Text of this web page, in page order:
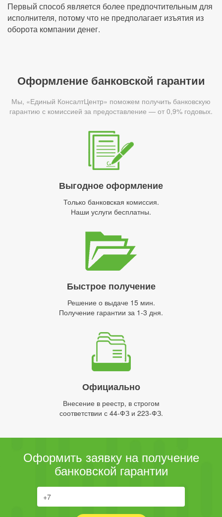
Первый способ является более предпочтительным для
исполнителя, потому что не предполагает изъятия из
оборота компании денег.
Оформление банковской гарантии
Мы, «Единый КонсалтЦентр» поможем получить банковскую
гарантию с комиссией за предоставление — от 0,9% годовых.
Выгодное оформление
Только банковская комиссия.
Наши услуги бесплатны.
Быстрое получение
Решение о выдаче 15 мин.
Получение гарантии за 1-3 дня.
Официально
Внесение в реестр, в строгом
соответствии с 44-ФЗ и 223-ФЗ.
Оформить заявку на получение
банковской гарантии